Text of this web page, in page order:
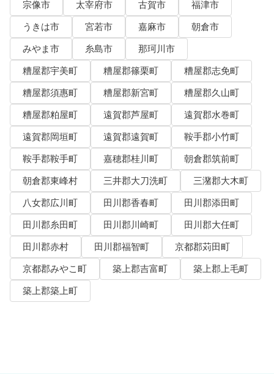
宗像市
太宰府市 古賀市
福津市
うきは市
宮若市 嘉麻市
朝倉市
みやま市
糸島市
那珂川市
糟屋郡宇美町
糟屋郡篠栗町
糟屋郡志免町
糟屋郡須惠町
糟屋郡新宮町
糟屋郡久山町
糟屋郡粕屋町
遠賀郡芦屋町
遠賀郡水巻町
遠賀郡岡垣町
遠賀郡遠賀町
鞍手郡小竹町
鞍手郡鞍手町
嘉穂郡桂川町
朝倉郡筑前町
朝倉郡東峰村
三井郡大刀洗町
三潴郡大木町
八女郡広川町
田川郡香春町
田川郡添田町
田川郡糸田町
田川郡川崎町
田川郡大任町
田川郡赤村
田川郡福智町
京都郡苅田町
京都郡みやこ町
築上郡吉富町
築上郡上毛町
築上郡築上町